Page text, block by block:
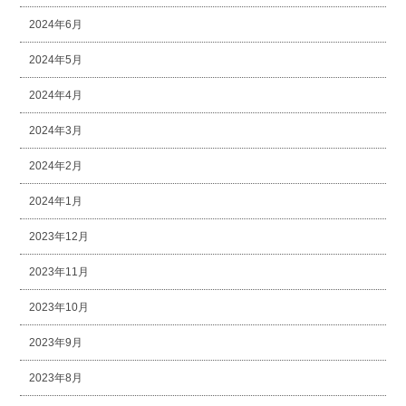
2024年6月
2024年5月
2024年4月
2024年3月
2024年2月
2024年1月
2023年12月
2023年11月
2023年10月
2023年9月
2023年8月